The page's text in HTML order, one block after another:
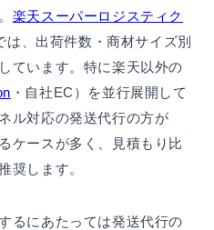
楽天スーパーロジスティク
は、出荷件数・商材サイズ別
ています。特に楽天以外の
・自社EC）を並行展開して
ル対応の発送代行の方が
ケースが多く、見積もり比
奨します。
るにあたっては発送代行の